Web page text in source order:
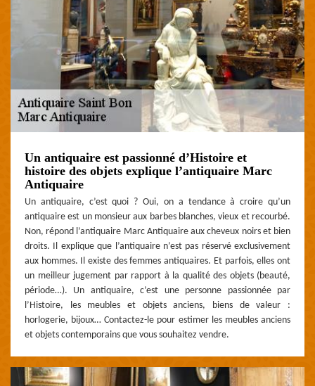
Un antiquaire est passionné d’Histoire et
histoire des objets explique l’antiquaire Marc
Antiquaire
Un antiquaire, c’est quoi ? Oui, on a tendance à croire qu’un
antiquaire est un monsieur aux barbes blanches, vieux et recourbé.
Non, répond l’antiquaire Marc Antiquaire aux cheveux noirs et bien
droits. Il explique que l’antiquaire n’est pas réservé exclusivement
aux hommes. Il existe des femmes antiquaires. Et parfois, elles ont
un meilleur jugement par rapport à la qualité des objets (beauté,
période…). Un antiquaire, c’est une personne passionnée par
l’Histoire, les meubles et objets anciens, biens de valeur :
horlogerie, bijoux… Contactez-le pour estimer les meubles anciens
et objets contemporains que vous souhaitez vendre.